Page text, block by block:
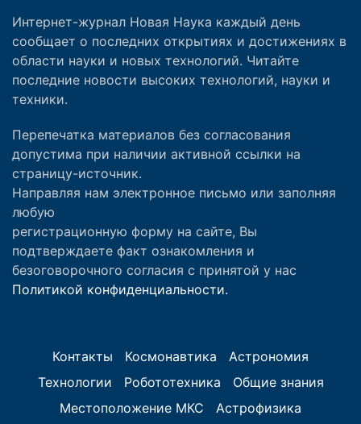
Интернет-журнал Новая Наука каждый день
сообщает о последних открытиях и достижениях в
области науки и новых технологий. Читайте
последние новости высоких технологий, науки и
техники.
Перепечатка материалов без согласования
допустима при наличии активной ссылки на
страницу-источник.
Направляя нам электронное письмо или заполняя
любую
регистрационную форму на сайте, Вы
подтверждаете факт ознакомления и
безоговорочного согласия с принятой у нас
Политикой конфиденциальности.
Контакты Космонавтика
Астрономия
Технологии
Робототехника
Общие знания
Местоположение МКС
Астрофизика